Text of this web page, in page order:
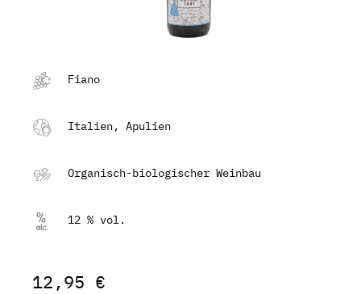
Fiano
Italien, Apulien
Organisch-biologischer Weinbau
12 % vol.
12,95 €